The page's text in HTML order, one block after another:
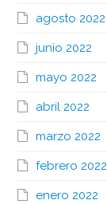
agosto 2022
junio 2022
mayo 2022
abril 2022
marzo 2022
febrero 2022
enero 2022